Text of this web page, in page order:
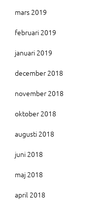
mars 2019
februari 2019
januari 2019
december 2018
november 2018
oktober 2018
augusti 2018
juni 2018
maj 2018
april 2018